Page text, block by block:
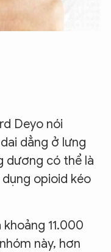
Deyo nói
dẳng ở lưng
dương có thể là
opioid kéo
11.000
này, hơn